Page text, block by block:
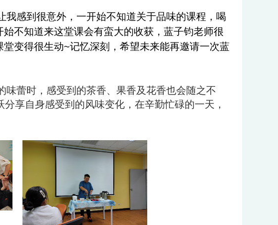
感到很意外，一开始不知道关于品味的课程，喝
不知道来这堂课会有蛮大的收获，蓝子钧老师很
变得很生动~记忆深刻，希望未来能再邀请一次蓝
蕾时，感受到的茶香、果香及花香也会随之不
享自身感受到的风味变化，在辛勤忙碌的一天，